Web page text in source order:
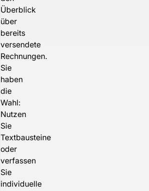
versendete
Rechnungen
und
schonen
Sie
Ihre
Ressourcen
-
der
von
BDF
entwickelte
und
vollständig
Überblick
über
bereits
versendete
Rechnungen.
Sie
haben
die
Wahl:
Nutzen
Sie
Textbausteine
oder
verfassen
Sie
individuelle